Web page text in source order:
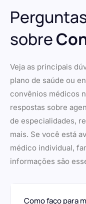
sobre
Veja as principais
plano de saúde ou
convênios médicos
respostas sobre
de especialidades,
mais. Se você está
médico individual,
informações são
Como faço para